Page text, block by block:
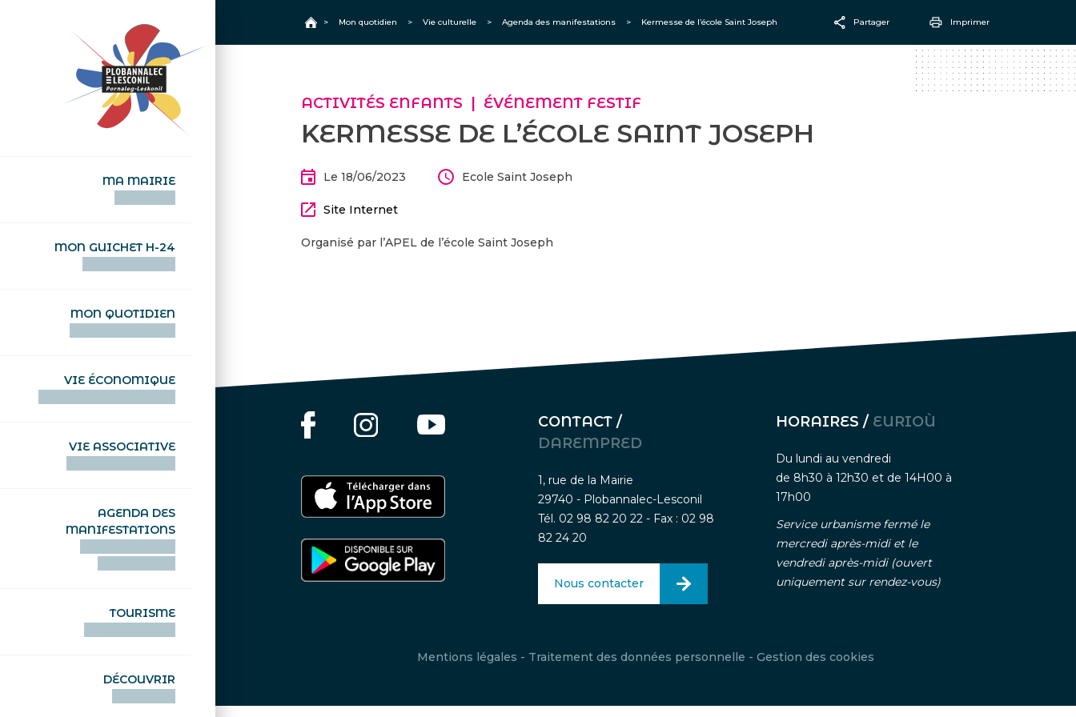
MA MAIRIE
MON GUICHET H-24
MON QUOTIDIEN
VIE ÉCONOMIQUE
VIE ASSOCIATIVE
AGENDA DES
MANIFESTATIONS
TOURISME
DÉCOUVRIR
Accueil
> Mon quotidien > Vie culturelle > Agenda des manifestations > Kermesse de l’école Saint Joseph Partager
Facebook
Imprimer
ACTIVITÉS ENFANTS ÉVÉNEMENT FESTIF
KERMESSE DE L’ÉCOLE SAINT JOSEPH
Le 18/06/2023 Ecole Saint Joseph
Site Internet
Organisé par l’APEL de l’école Saint Joseph
CONTACT /
DAREMPRED
1, rue de la Mairie
29740 - Plobannalec-Lesconil
Tél. 02 98 82 20 22 - Fax : 02 98
82 24 20
Nous contacter
HORAIRES / EURIOÙ
Du lundi au vendredi
de 8h30 à 12h30 et de 14H00 à
17h00
Service urbanisme fermé le
mercredi après-midi et le
vendredi après-midi (ouvert
uniquement sur rendez-vous)
Mentions légales - Traitement des données personnelle - Gestion des cookies